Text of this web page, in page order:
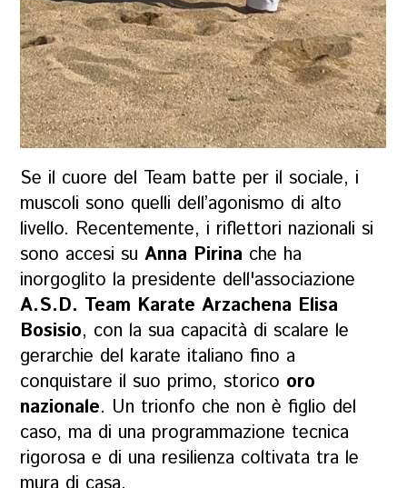
Se il cuore del Team batte per il sociale, i
muscoli sono quelli dell’agonismo di alto
livello. Recentemente, i riflettori nazionali si
sono accesi suAnna Pirina che ha
inorgoglito la presidente dell'associazione
A.S.D. Team Karate Arzachena Elisa
Bosisio, con la sua capacità di scalare le
gerarchie del karate italiano fino a
conquistare il suo primo, storico oro
nazionale. Un trionfo che non è figlio del
caso, ma di una programmazione tecnica
rigorosa e di una resilienza coltivata tra le